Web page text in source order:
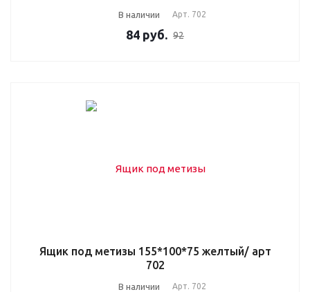
В наличии Арт. 702
84 руб. 92
Ящик под метизы 155*100*75 желтый/ арт
702
В наличии Арт. 702